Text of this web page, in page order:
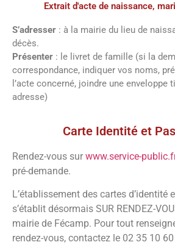
Extrait d'acte de naissance,
S’adresser : à la mairie du lieu de
décès.
Présenter : le livret de famille (si la
correspondance, indiquer vos noms,
l’acte concerné, joindre une enveloppe
adresse)
Carte Identité et
Rendez-vous sur www.service-
pré-demande.
L’établissement des cartes d’identité
s’établit désormais SUR RENDEZ-
mairie de Fécamp. Pour tout
rendez-vous, contactez le 02 35 10